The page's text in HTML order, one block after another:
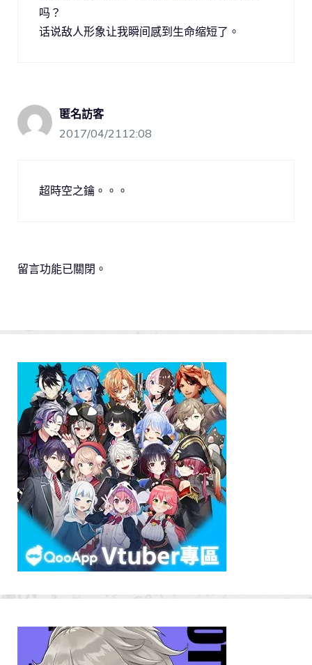
吗？
话说敌人形象让我瞬间感到生命缩短了。
匿名訪客
2017/04/2112:08
超時空之鑰。。。
留言功能已關閉。